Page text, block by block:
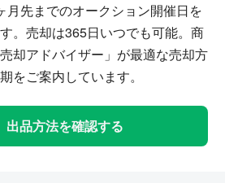
月先までのオークション開催日を
。売却は365日いつでも可能。商
却アドバイザー」が最適な売却方
をご案内しています。
出品方法を確認する